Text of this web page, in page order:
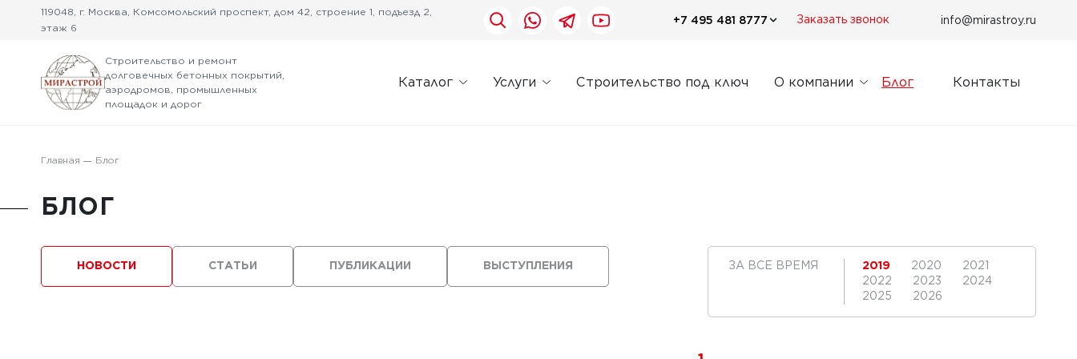
119048, г. Москва, Комсомольский проспект, дом 42, строение 1, подъезд 2,
этаж 6
+7 495 481 8777 Заказать звонок info@mirastroy.ru
Строительство и ремонт
долговечных бетонных покрытий,
аэродромов, промышленных
площадок и дорог
Каталог Услуги Строительство под ключ О компании Блог Контакты
Главная Блог
БЛОГ
ВЫСТУПЛЕНИЯ
ПУБЛИКАЦИИ
НОВОСТИ СТАТЬИ ЗА ВСЕ ВРЕМЯ 2019 2020
2021
2022
2023
2024
2025
2026